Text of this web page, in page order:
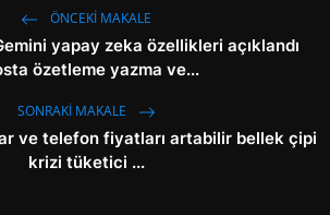
ÖNCEKI MAKALE
yapay zeka özellikleri açıklandı
özetleme yazma ve...
SONRAKI MAKALE
ve telefon fiyatları artabilir bellek çipi
krizi tüketici ...